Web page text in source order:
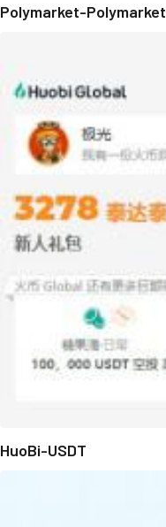
Polymarket-Polymarket
HuoBi-USDT